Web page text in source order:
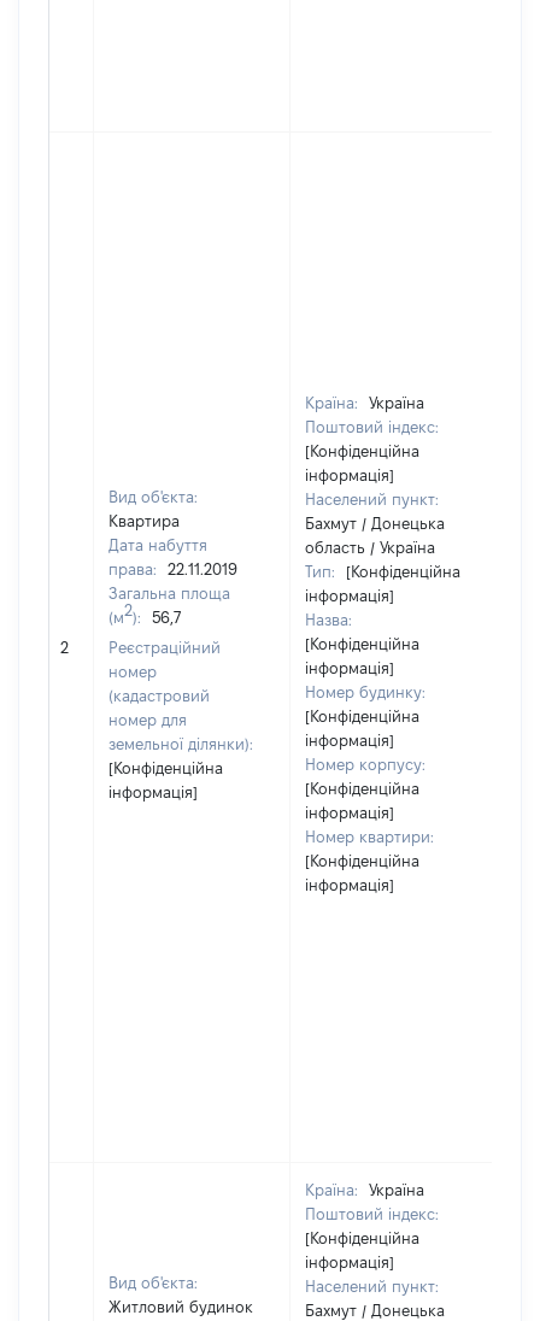
2
Вид об'єкта:
Квартира
Дата набуття
права:
22.11.2019
Загальна площа
(м2):
56,7
Реєстраційний
номер
(кадастровий
номер для
земельної ділянки):
[Конфіденційна
інформація]
Країна:
Україна
Поштовий індекс:
[Конфіденційна
інформація]
Населений пункт:
Бахмут / Донецька
область / Україна
Тип:
[Конфіденційна
інформація]
Назва:
[Конфіденційна
інформація]
Номер будинку:
[Конфіденційна
інформація]
Номер корпусу:
[Конфіденційна
інформація]
Номер квартири:
[Конфіденційна
інформація]
Вид об'єкта:
Житловий будинок
Країна:
Україна
Поштовий індекс:
[Конфіденційна
інформація]
Населений пункт:
Бахмут / Донецька